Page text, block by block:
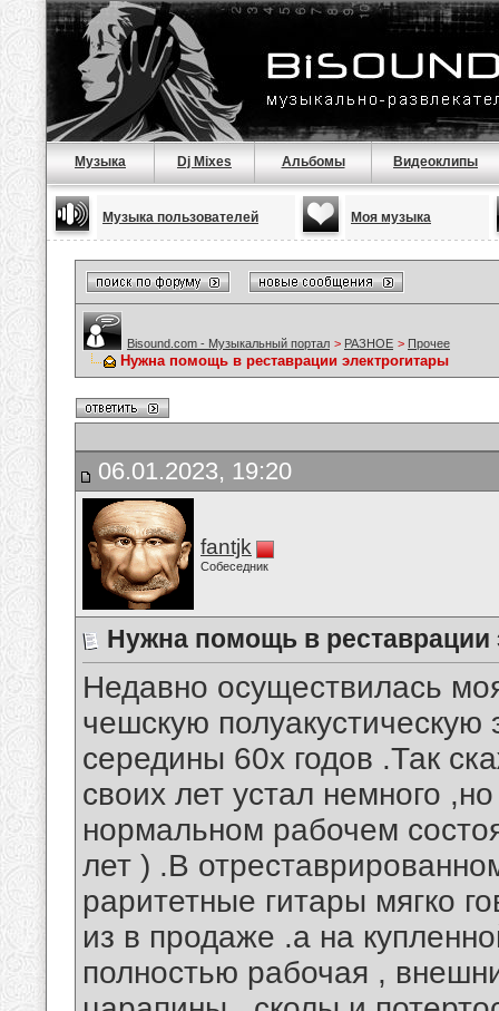
Музыка Dj Mixes Альбомы Видеоклипы
Музыка пользователей Моя музыка
Bisound.com - Музыкальный портал > РАЗНОЕ > Прочее
Нужна помощь в реставрации электрогитары
06.01.2023, 19:20
fantjk
Собеседник
Нужна помощь в реставрации
Недавно осуществилась
чешскую полуакустическую
середины 60х годов .Так
своих лет устал немного
нормальном рабочем
лет ) .В
раритетные гитары мягко
из в продаже .а на
полностью рабочая ,